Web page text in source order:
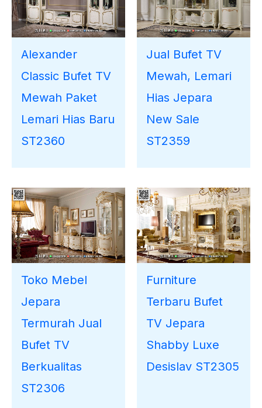
Alexander
Classic Bufet TV
Mewah Paket
Lemari Hias Baru
ST2360
Jual Bufet TV
Mewah, Lemari
Hias Jepara
New Sale
ST2359
Toko Mebel
Jepara
Termurah Jual
Bufet TV
Berkualitas
ST2306
Furniture
Terbaru Bufet
TV Jepara
Shabby Luxe
Desislav ST2305